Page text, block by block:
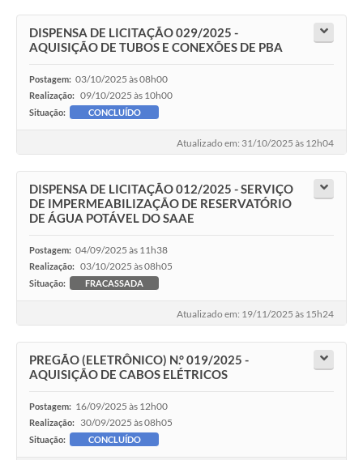
DISPENSA DE LICITAÇÃO 029/2025 -
AQUISIÇÃO DE TUBOS E CONEXÕES DE PBA
Postagem: 03/10/2025 às 08h00
Realização: 09/10/2025 às 10h00
Situação: CONCLUÍDO
Atualizado em: 31/10/2025 às 12h04
DISPENSA DE LICITAÇÃO 012/2025 - SERVIÇO
DE IMPERMEABILIZAÇÃO DE RESERVATÓRIO
DE ÁGUA POTÁVEL DO SAAE
Postagem: 04/09/2025 às 11h38
Realização: 03/10/2025 às 08h05
Situação: FRACASSADA
Atualizado em: 19/11/2025 às 15h24
PREGÃO (ELETRÔNICO) N.° 019/2025 -
AQUISIÇÃO DE CABOS ELÉTRICOS
Postagem: 16/09/2025 às 12h00
Realização: 30/09/2025 às 08h05
Situação: CONCLUÍDO